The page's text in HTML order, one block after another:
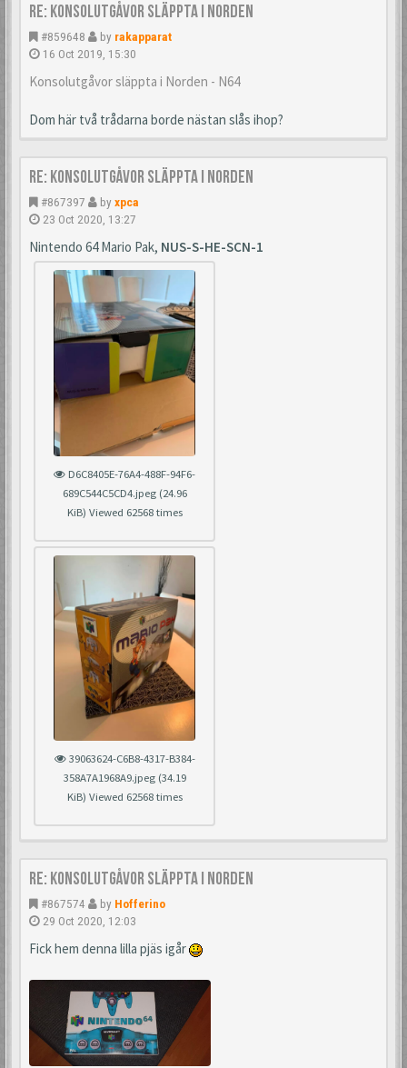
Re: Konsolutgåvor släppta i Norden
#859648 by rakapparat
16 Oct 2019, 15:30
Konsolutgåvor släppta i Norden - N64
Dom här två trådarna borde nästan slås ihop?
Re: Konsolutgåvor släppta i Norden
#867397 by xpca
23 Oct 2020, 13:27
Nintendo 64 Mario Pak, NUS-S-HE-SCN-1
D6C8405E-76A4-488F-94F6-
689C544C5CD4.jpeg (24.96
KiB) Viewed 62568 times
39063624-C6B8-4317-B384-
358A7A1968A9.jpeg (34.19
KiB) Viewed 62568 times
Re: Konsolutgåvor släppta i Norden
#867574 by Hofferino
29 Oct 2020, 12:03
Fick hem denna lilla pjäs igår